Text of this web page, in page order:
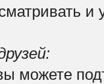
можете